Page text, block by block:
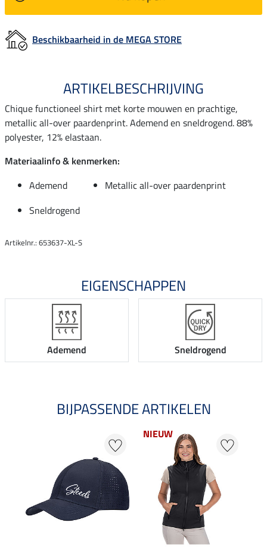
Beschikbaarheid in de MEGA STORE
ARTIKELBESCHRIJVING
Chique functioneel shirt met korte mouwen en prachtige,
metallic all-over paardenprint. Ademend en sneldrogend. 88%
polyester, 12% elastaan.
Materiaalinfo & kenmerken:
Ademend
Metallic all-over paardenprint
Sneldrogend
Artikelnr.: 653637-XL-S
EIGENSCHAPPEN
Ademend Sneldrogend
BIJPASSENDE ARTIKELEN
NIEUW